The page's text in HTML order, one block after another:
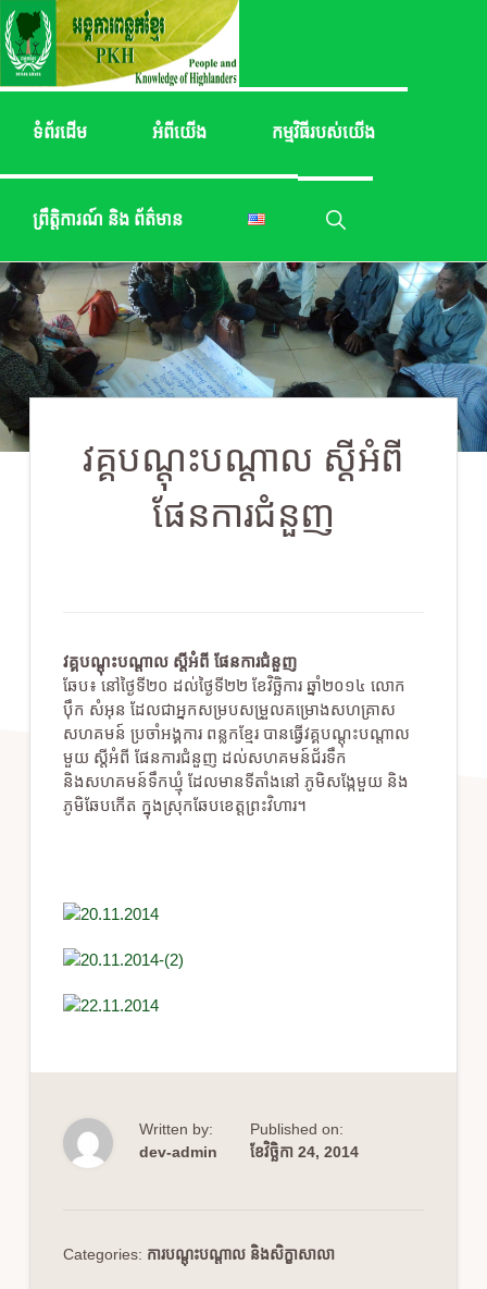
Skip
to
primary
navigation
Skip
to
main
content
ពន្លក
ចំណេះ
ជនជាតិ
ដើមភាគ
ទំព័រដើម អំពីយើង កម្មវិធីរបស់យើង
ព្រឹត្តិការណ៍ និង ព័ត៌មាន
Show
Search
វគ្គ​បណ្ដុះ​បណ្ដាល​ ស្ដី​អំពី​
ផែន​ការ​ជំនួញ
វគ្គបណ្ដុះ​បណ្ដាល ស្ដី​អំពី ផែន​ការ​ជំនួញ
ឆែប៖ នៅ​ថ្ងៃ​ទី២០ ដល់​ថ្ងៃ​ទី២២ ខែ​វិច្ឆិការ ឆ្នាំ​២០១៤ លោក
ប៉ឹក សំអុន ដែល​ជា​អ្នក​សម្រប​សម្រួល​គម្រោង​សហគ្រាស​
សហគមន៍ ប្រចាំ​អង្គការ​ ពន្លក​ខ្មែរ បាន​ធ្វើ​វគ្គ​បណ្ដុះ​បណ្ដាល​​
មួយ​ ស្តី​អំពី ផែន​ការ​ជំនួញ ដល់​សហគមន៍ជ័រ​ទឹក
និងសហគមន៍ទឹក​ឃ្មុំ ដែល​មាន​ទី​តាំង​នៅ ភូមិ​សង្កែ​មួយ និង
ភូមិ​ឆែប​កើត ក្នុង​ស្រុក​ឆែប​ខេត្ត​ព្រះ​វិហារ។
Written by:
dev-admin
Published on:
ខែ​វិច្ឆិកា 24, 2014
Categories: ការបណ្តុះបណ្តាល និងសិក្ខាសាលា